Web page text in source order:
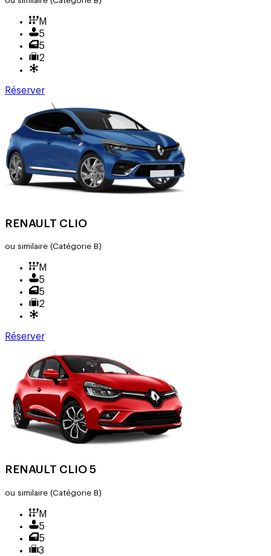
M
5
5
2
Réserver
RENAULT CLIO
ou similaire (Catégorie B)
M
5
5
2
Réserver
RENAULT CLIO 5
ou similaire (Catégorie B)
M
5
5
3